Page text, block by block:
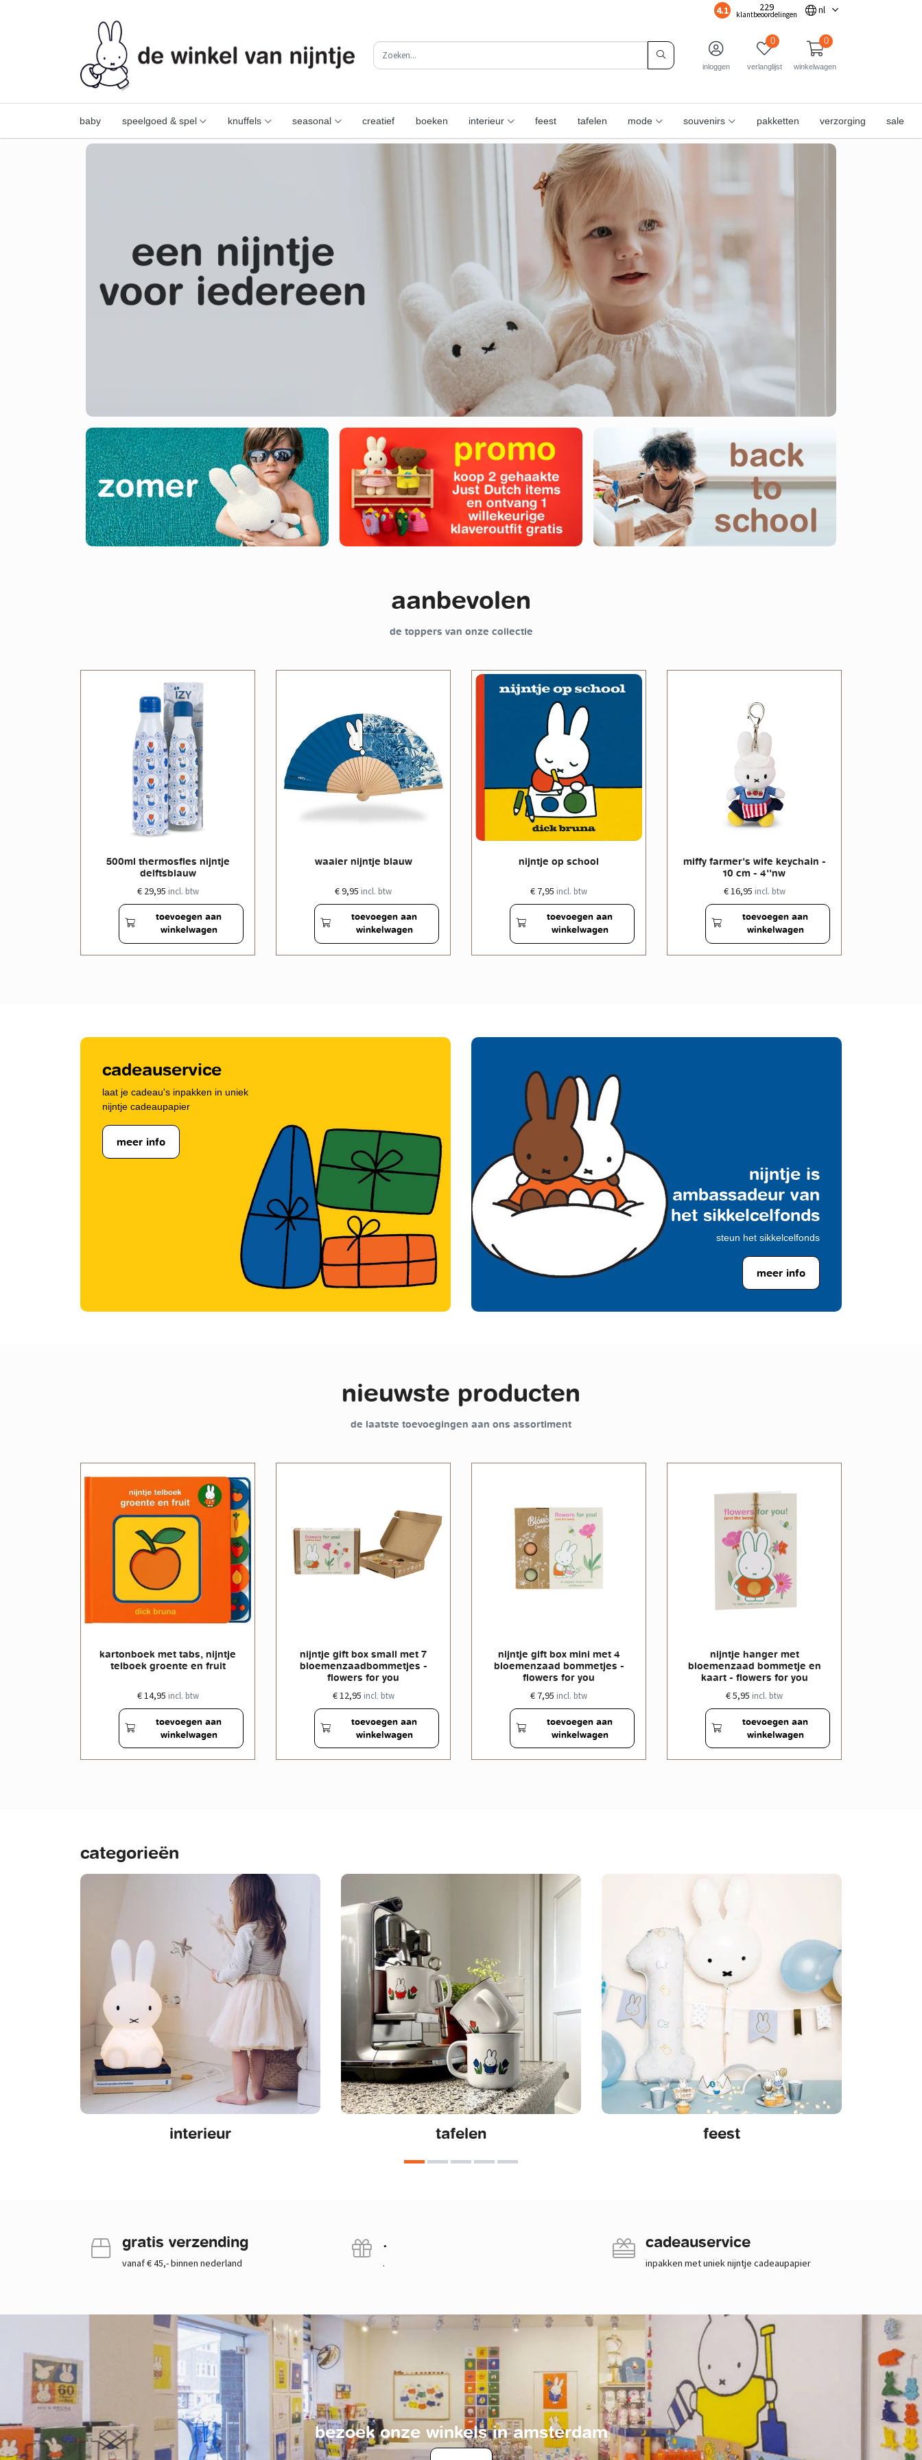
4.1 229
klantbeoordelingen nl
inloggen
0
verlanglijst
0
winkelwagen
baby speelgoed & spel knuffels seasonal creatief boeken interieur feest tafelen mode souvenirs pakketten verzorging sale
aanbevolen
de toppers van onze collectie
500ml thermosfles nijntje
delftsblauw
€ 29,95 incl. btw
toevoegen aan
winkelwagen
waaier nijntje blauw
€ 9,95 incl. btw
toevoegen aan
winkelwagen
nijntje op school
€ 7,95 incl. btw
toevoegen aan
winkelwagen
miffy farmer's wife keychain -
10 cm - 4''nw
€ 16,95 incl. btw
toevoegen aan
winkelwagen
cadeauservice
laat je cadeau's inpakken in uniek
nijntje cadeaupapier
meer info
nijntje is
ambassadeur van
het sikkelcelfonds
steun het sikkelcelfonds
meer info
nieuwste producten
de laatste toevoegingen aan ons assortiment
kartonboek met tabs, nijntje
telboek groente en fruit
€ 14,95 incl. btw
toevoegen aan
winkelwagen
nijntje gift box small met 7
bloemenzaadbommetjes -
flowers for you
€ 12,95 incl. btw
toevoegen aan
winkelwagen
nijntje gift box mini met 4
bloemenzaad bommetjes -
flowers for you
€ 7,95 incl. btw
toevoegen aan
winkelwagen
nijntje hanger met
bloemenzaad bommetje en
kaart - flowers for you
€ 5,95 incl. btw
toevoegen aan
winkelwagen
categorieën
interieur tafelen feest
gratis verzending
vanaf € 45,- binnen nederland
.
.
cadeauservice
inpakken met uniek nijntje cadeaupapier
bezoek onze winkels in amsterdam